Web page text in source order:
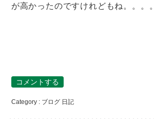
が高かったのですけれどもね。。。。
コメントする
Category : ブログ 日記